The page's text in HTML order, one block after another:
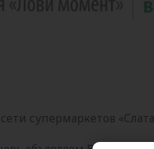
супермаркетов